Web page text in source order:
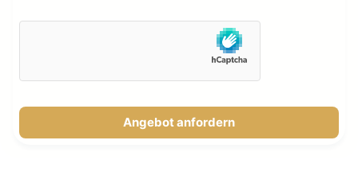
Angebot anfordern